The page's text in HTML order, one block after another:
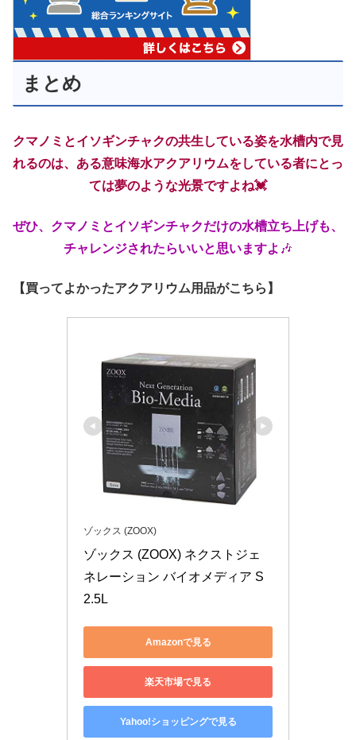
まとめ
クマノミとイソギンチャクの共生している姿を水槽内で見
れるのは、ある意味海水アクアリウムをしている者にとっ
ては夢のような光景ですよね💓
ぜひ、クマノミとイソギンチャクだけの水槽立ち上げも、
チャレンジされたらいいと思いますよ 🎶
【買ってよかったアクアリウム用品がこちら】
ゾックス (ZOOX)
ゾックス (ZOOX) ネクストジェ
ネレーション バイオメディア S
2.5L
Amazonで見る
楽天市場で見る
Yahoo!ショッピングで見る